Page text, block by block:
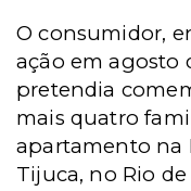
O consumidor,
ação em agosto
pretendia
mais quatro
apartamento na
Tijuca, no Rio